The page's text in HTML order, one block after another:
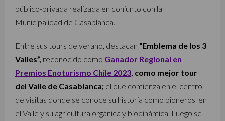
público-privada realizada en conjunto con la
Municipalidad de Casablanca.
Entre sus tours de verano, destacan “Emblema de los 3
Valles”, reconocido como Ganador Regional en
Premios Enoturismo Chile 2023 , como mejor tour
del Valle de Casablanca; el que comienza en el centro
de visitas donde se conoce su historia como pioneros en
el Valle y su agricultura orgánica y biodinámica. Luego se